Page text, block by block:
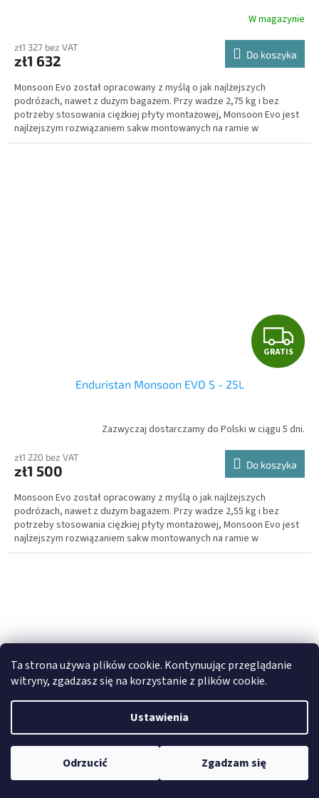
Ta strona używa plików cookie. Kontynuując przeglądanie
witryny, zgadzasz się na korzystanie z plików cookie.
Ustawienia
Odrzucić Zgadzam się
T
I
S
W magazynie
zł1 327 bez VAT
zł1 632 Do koszyka
Monsoon Evo został opracowany z myślą o jak najlżejszych
podróżach, nawet z dużym bagażem. Przy wadze 2,75 kg i bez
potrzeby stosowania ciężkiej płyty montażowej, Monsoon Evo jest
najlżejszym rozwiązaniem sakw montowanych na ramie w
segmencie wysokiej jakości.
G
R
T
I
S
GRATIS
Enduristan Monsoon EVO S - 25L
Zazwyczaj dostarczamy do Polski w ciągu 5 dni.
zł1 220 bez VAT
zł1 500 Do koszyka
Monsoon Evo został opracowany z myślą o jak najlżejszych
podróżach, nawet z dużym bagażem. Przy wadze 2,55 kg i bez
potrzeby stosowania ciężkiej płyty montażowej, Monsoon Evo jest
najlżejszym rozwiązaniem sakw montowanych na ramie w
segmencie wysokiej jakości.